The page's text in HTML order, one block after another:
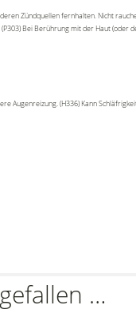
Zündquellen fernhalten. Nicht
Bei Berührung mit der Haut (oder
Augenreizung. (H336) Kann
…